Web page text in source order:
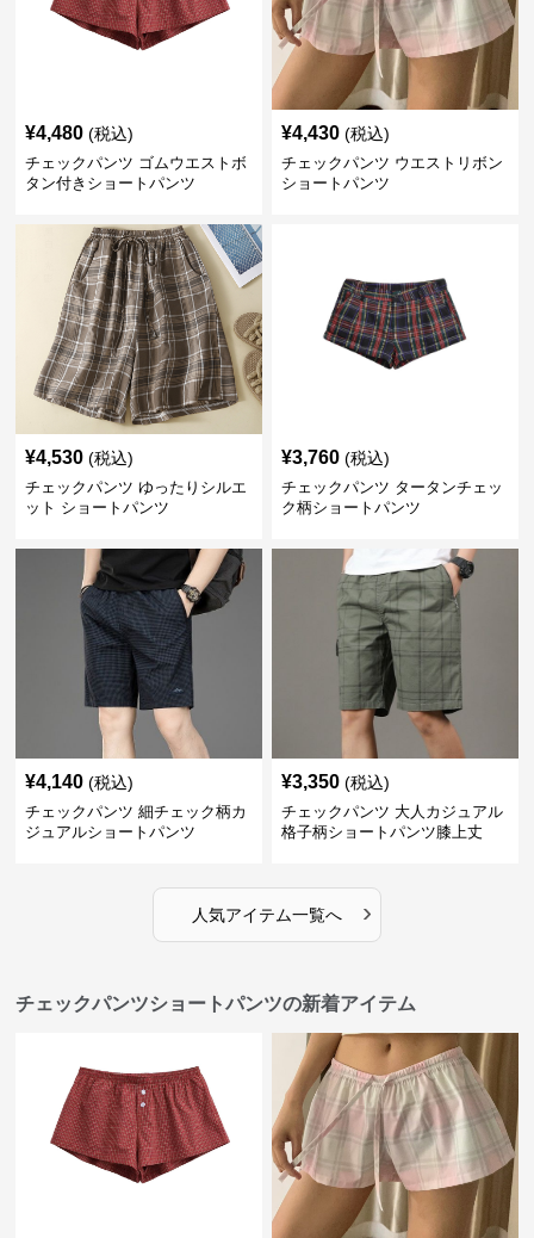
¥4,480 (税込)
チェックパンツ ゴムウエストボ
タン付きショートパンツ
¥4,430 (税込)
チェックパンツ ウエストリボン
ショートパンツ
¥4,530 (税込)
チェックパンツ ゆったりシルエ
ット ショートパンツ
¥3,760 (税込)
チェックパンツ タータンチェッ
ク柄ショートパンツ
¥4,140 (税込)
チェックパンツ 細チェック柄カ
ジュアルショートパンツ
¥3,350 (税込)
チェックパンツ 大人カジュアル
格子柄ショートパンツ膝上丈
人気アイテム一覧へ ›
チェックパンツショートパンツの新着アイテム